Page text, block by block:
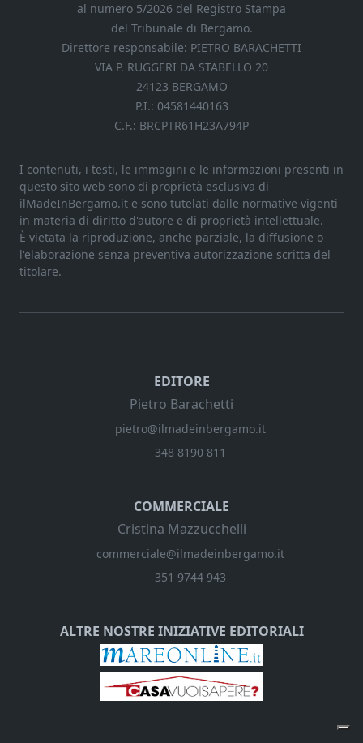
al numero 5/2026 del Registro Stampa
del Tribunale di Bergamo.
Direttore responsabile: PIETRO BARACHETTI
VIA P. RUGGERI DA STABELLO 20
24123 BERGAMO
P.I.: 04581440163
C.F.: BRCPTR61H23A794P
I contenuti, i testi, le immagini e le informazioni presenti in
questo sito web sono di proprietà esclusiva di
ilMadeInBergamo.it e sono tutelati dalle normative vigenti
in materia di diritto d'autore e di proprietà intellettuale.
È vietata la riproduzione, anche parziale, la diffusione o
l'elaborazione senza preventiva autorizzazione scritta del
titolare.
EDITORE
Pietro Barachetti
pietro@ilmadeinbergamo.it
348 8190 811
COMMERCIALE
Cristina Mazzucchelli
commerciale@ilmadeinbergamo.it
351 9744 943
ALTRE NOSTRE INIZIATIVE EDITORIALI